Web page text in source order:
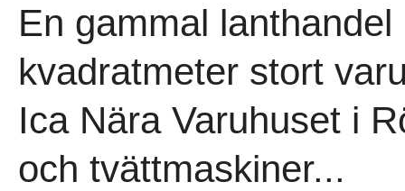
En gammal
kvadratmeter stort
Ica Nära Varuhuset i
och tvättmaskiner...